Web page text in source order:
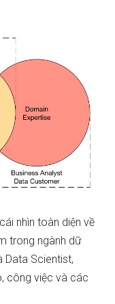
nhìn toàn diện về
trong ngành dữ
Data Scientist,
công việc và các